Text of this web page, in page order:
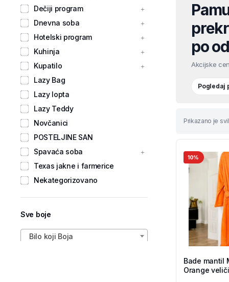
po
Akcijske
Pogledaj
Prikazano je
10%
Bade mantil
Orange
Dečiji program
Dnevna soba
Hotelski program
Kuhinja
Kupatilo
Lazy Bag
Lazy lopta
Lazy Teddy
Novčanici
POSTELJINE SAN
Spavaća soba
Texas jakne i farmerice
Nekategorizovano
Sve boje
Bilo koji Boja